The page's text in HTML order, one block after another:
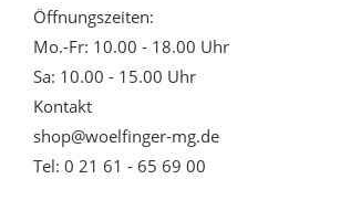
Öffnungszeiten:
Mo.-Fr: 10.00 - 18.00 Uhr
Sa: 10.00 - 15.00 Uhr
Kontakt
shop@woelfinger-mg.de
Tel: 0 21 61 - 65 69 00